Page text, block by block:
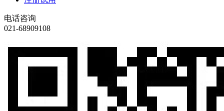
电话咨询
021-68909108